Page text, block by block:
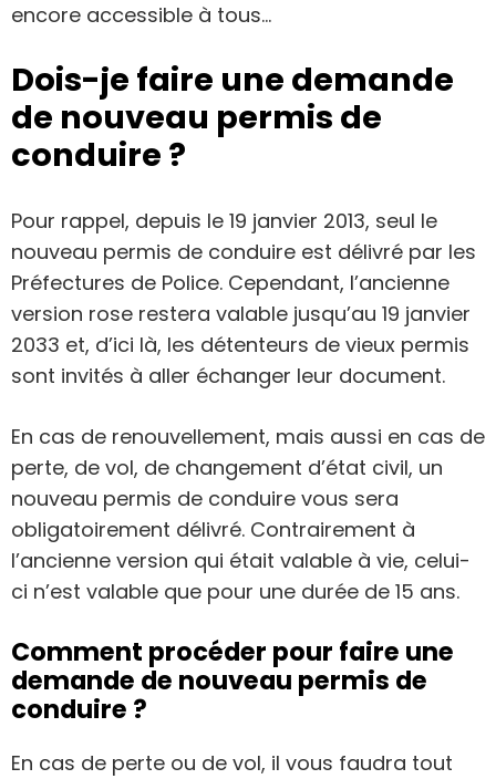
encore accessible à tous…
Dois-je faire une demande
de nouveau permis de
conduire ?
Pour rappel, depuis le 19 janvier 2013, seul le
nouveau permis de conduire est délivré par les
Préfectures de Police. Cependant, l’ancienne
version rose restera valable jusqu’au 19 janvier
2033 et, d’ici là, les détenteurs de vieux permis
sont invités à aller échanger leur document.
En cas de renouvellement, mais aussi en cas de
perte, de vol, de changement d’état civil, un
nouveau permis de conduire vous sera
obligatoirement délivré. Contrairement à
l’ancienne version qui était valable à vie, celui-
ci n’est valable que pour une durée de 15 ans.
Comment procéder pour faire une
demande de nouveau permis de
conduire ?
En cas de perte ou de vol, il vous faudra tout